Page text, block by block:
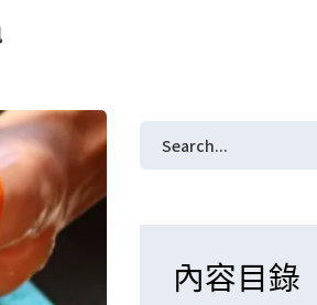
內容目錄